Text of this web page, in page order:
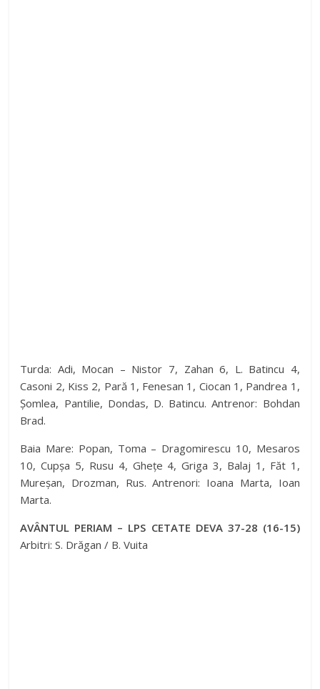
Turda: Adi, Mocan – Nistor 7, Zahan 6, L. Batincu 4,
Casoni 2, Kiss 2, Pară 1, Fenesan 1, Ciocan 1, Pandrea 1,
Șomlea, Pantilie, Dondas, D. Batincu. Antrenor: Bohdan
Brad.
Baia Mare: Popan, Toma – Dragomirescu 10, Mesaros
10, Cupșa 5, Rusu 4, Ghețe 4, Griga 3, Balaj 1, Făt 1,
Mureșan, Drozman, Rus. Antrenori: Ioana Marta, Ioan
Marta.
AVÂNTUL PERIAM – LPS CETATE DEVA 37-28 (16-15)
Arbitri: S. Drăgan / B. Vuita